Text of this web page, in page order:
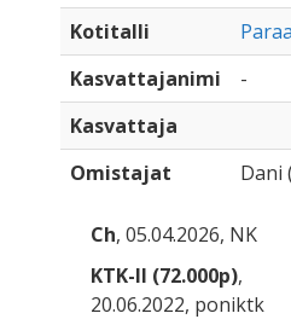
Kotitalli
Kasvattajanimi
-
Kasvattaja
Omistajat
Dani (
Ch, 05.04.2026, NK
KTK-II (72.000p),
20.06.2022, poniktk